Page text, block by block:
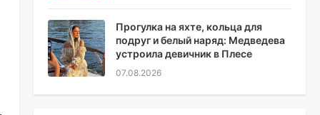
Прогулка на яхте, кольца для
подруг и белый наряд: Медведева
устроила девичник в Плесе
07.08.2026